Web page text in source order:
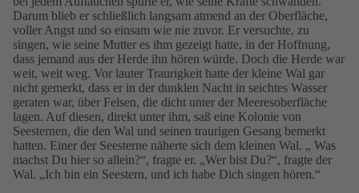
Darum blieb er schließlich langsam atmend an der Oberfläche,
voller Angst und so einsam wie nie zuvor. Er versuchte, zu
singen, wie seine Mutter es ihm gezeigt hatte, in der Hoffnung,
dass jemand aus der Herde ihn hören würde. Doch die Herde war
weit, weit weg. Vor lauter Traurigkeit hatte der kleine Wal gar
nicht gemerkt, dass er in der dunklen Nacht in seichtes Wasser
geraten war, über Felsen, die dicht unter der Meeresoberfläche
lagen. Auf diesen, direkt unter ihm, saß eine Kolonie von
Seesternen, die den Wal und seinen traurigen Gesang bemerkt
hatten. Einer der Seesterne näherte sich dem kleinen Wal. „ Was
machst Du hier so allein?“, fragte er. „Wer bist Du?“, fragte der
Wal. „Ich bin ein Seestern, und ich habe Dich singen hören.“